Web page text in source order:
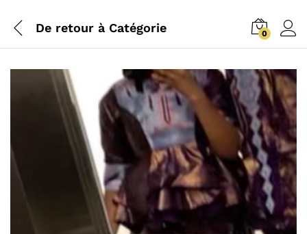
De retour à Catégorie 0